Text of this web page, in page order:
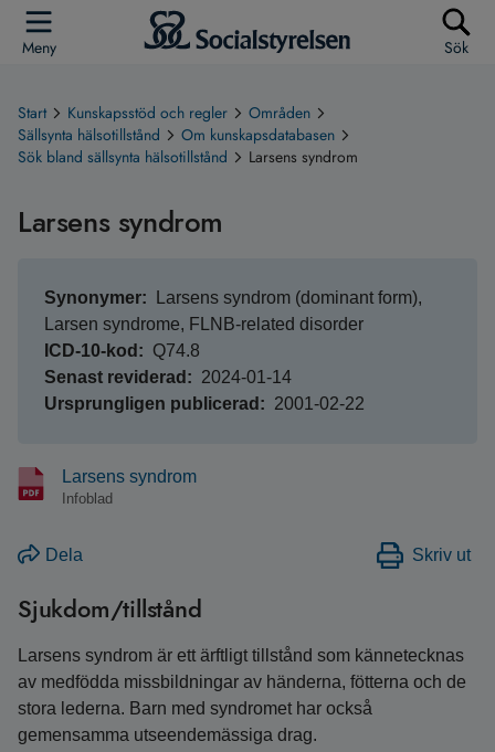
Meny Sök
Start Kunskapsstöd och regler
Områden
Sällsynta hälsotillstånd
Om kunskapsdatabasen
Sök bland sällsynta hälsotillstånd
Larsens syndrom
Larsens syndrom
Synonymer
Larsens syndrom (dominant form),
Larsen syndrome, FLNB-related disorder
ICD-10-kod Q74.8
Senast reviderad 2024-01-14
Ursprungligen publicerad 2001-02-22
Larsens syndrom
Infoblad
Dela Skriv ut
Sjukdom/tillstånd
Larsens syndrom är ett ärftligt tillstånd som kännetecknas
av medfödda missbildningar av händerna, fötterna och de
stora lederna. Barn med syndromet har också
gemensamma utseendemässiga drag.